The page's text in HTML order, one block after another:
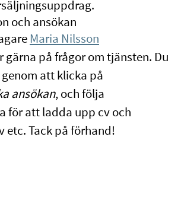
och ansökan
Maria Nilsson
gärna på frågor om tjänsten. Du
att klicka på
ansökan, och följa
för att ladda upp cv och
etc. Tack på förhand!